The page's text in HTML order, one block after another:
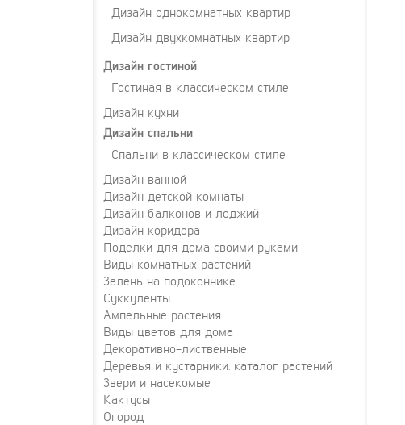
Дизайн однокомнатных квартир
Дизайн двухкомнатных квартир
Дизайн гостиной
Гостиная в классическом стиле
Дизайн кухни
Дизайн спальни
Спальни в классическом стиле
Дизайн ванной
Дизайн детской комнаты
Дизайн балконов и лоджий
Дизайн коридора
Поделки для дома своими руками
Виды комнатных растений
Зелень на подоконнике
Суккуленты
Ампельные растения
Виды цветов для дома
Декоративно-лиственные
Деревья и кустарники: каталог растений
Звери и насекомые
Кактусы
Огород